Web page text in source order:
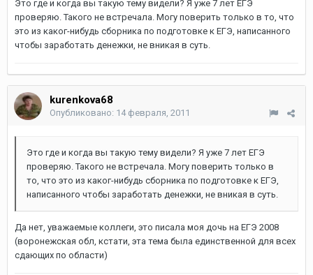
Это где и когда вы такую тему видели? Я уже 7 лет ЕГЭ
проверяю. Такого не встречала. Могу поверить только в то, что
это из каког-нибудь сборника по подготовке к ЕГЭ, написанного
чтобы заработать денежки, не вникая в суть.
kurenkova68
Опубликовано: 14 февраля, 2011
Это где и когда вы такую тему видели? Я уже 7 лет ЕГЭ
проверяю. Такого не встречала. Могу поверить только в
то, что это из каког-нибудь сборника по подготовке к ЕГЭ,
написанного чтобы заработать денежки, не вникая в суть.
Да нет, уважаемые коллеги, это писала моя дочь на ЕГЭ 2008
(воронежская обл, кстати, эта тема была единственной для всех
сдающих по области)